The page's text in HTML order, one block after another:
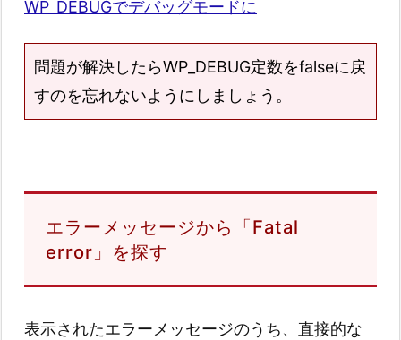
WP_DEBUGでデバッグモードに
問題が解決したらWP_DEBUG定数をfalseに戻
すのを忘れないようにしましょう。
エラーメッセージから「Fatal
error」を探す
表示されたエラーメッセージのうち、直接的な